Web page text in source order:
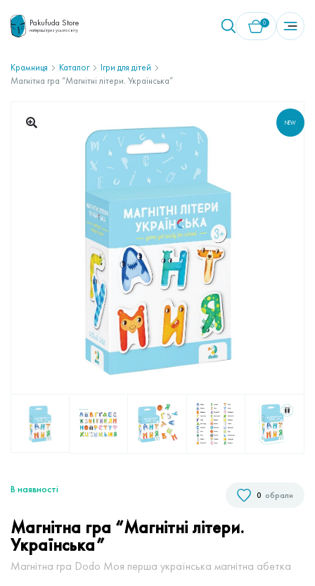
Pakufuda Store
найкращі ігри з усього світу
0
У кошику немає товарів.
Крамниця Каталог
Ігри для дітей
Магнітна гра “Магнітні літери. Українська”
NEW
В наявностi обрали
0
Магнітна гра “Магнітні літери.
Українська”
Магнітна гра Dodo Моя перша українська магнiтна абетка